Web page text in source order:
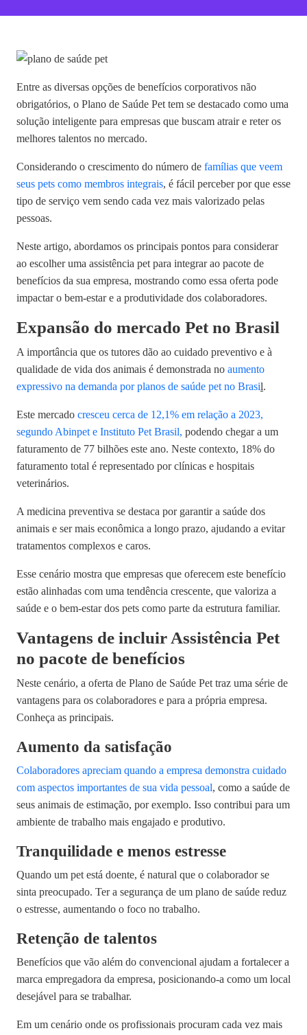
Entre as diversas opções de benefícios corporativos não
obrigatórios, o Plano de Saúde Pet tem se destacado como uma
solução inteligente para empresas que buscam atrair e reter os
melhores talentos no mercado.
Considerando o crescimento do número de famílias que veem
seus pets como membros integrais, é fácil perceber por que esse
tipo de serviço vem sendo cada vez mais valorizado pelas
pessoas.
Neste artigo, abordamos os principais pontos para considerar
ao escolher uma assistência pet para integrar ao pacote de
benefícios da sua empresa, mostrando como essa oferta pode
impactar o bem-estar e a produtividade dos colaboradores.
Expansão do mercado Pet no Brasil
A importância que os tutores dão ao cuidado preventivo e à
qualidade de vida dos animais é demonstrada no aumento
expressivo na demanda por planos de saúde pet no Brasil.
Este mercado cresceu cerca de 12,1% em relação a 2023,
segundo Abinpet e Instituto Pet Brasil, podendo chegar a um
faturamento de 77 bilhões este ano. Neste contexto, 18% do
faturamento total é representado por clínicas e hospitais
veterinários.
A medicina preventiva se destaca por garantir a saúde dos
animais e ser mais econômica a longo prazo, ajudando a evitar
tratamentos complexos e caros.
Esse cenário mostra que empresas que oferecem este benefício
estão alinhadas com uma tendência crescente, que valoriza a
saúde e o bem-estar dos pets como parte da estrutura familiar.
Vantagens de incluir Assistência Pet
no pacote de benefícios
Neste cenário, a oferta de Plano de Saúde Pet traz uma série de
vantagens para os colaboradores e para a própria empresa.
Conheça as principais.
Aumento da satisfação
Colaboradores apreciam quando a empresa demonstra cuidado
com aspectos importantes de sua vida pessoal, como a saúde de
seus animais de estimação, por exemplo. Isso contribui para um
ambiente de trabalho mais engajado e produtivo.
Tranquilidade e menos estresse
Quando um pet está doente, é natural que o colaborador se
sinta preocupado. Ter a segurança de um plano de saúde reduz
o estresse, aumentando o foco no trabalho.
Retenção de talentos
Benefícios que vão além do convencional ajudam a fortalecer a
marca empregadora da empresa, posicionando-a como um local
desejável para se trabalhar.
Em um cenário onde os profissionais procuram cada vez mais